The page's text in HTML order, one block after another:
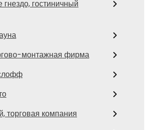
гостиничный
монтажная фирма
торговая компания